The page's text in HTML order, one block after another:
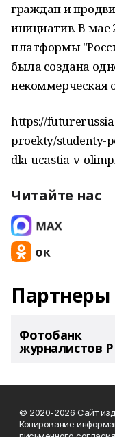
граждан и
инициатив. В мае
платформы
была создана
некоммерческая
https://
proekty/studenty-
dla-ucastia-v-
Читайте нас
Партнеры
Фотобанк
журналистов
© 2020-2026 Сайт
Копирование